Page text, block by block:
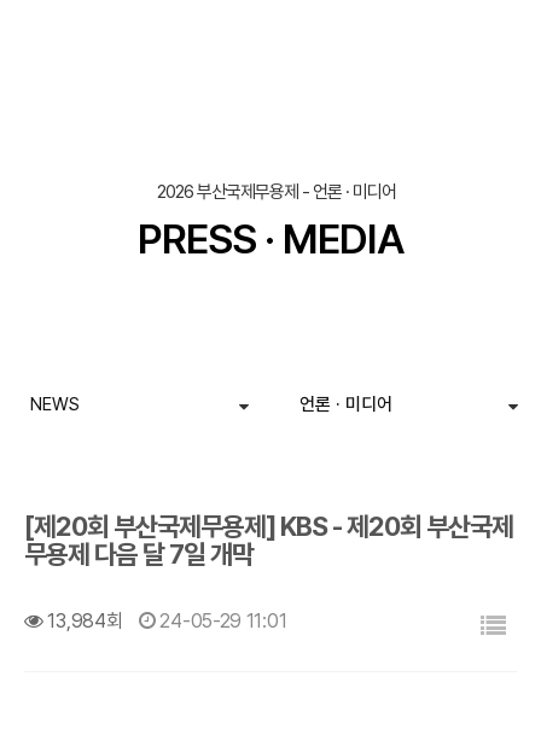
2026 부산국제무용제 - 언론 · 미디어
PRESS · MEDIA
NEWS 언론 · 미디어
[제20회 부산국제무용제] KBS - 제20회 부산국제
무용제 다음 달 7일 개막
13,984회 24-05-29 11:01